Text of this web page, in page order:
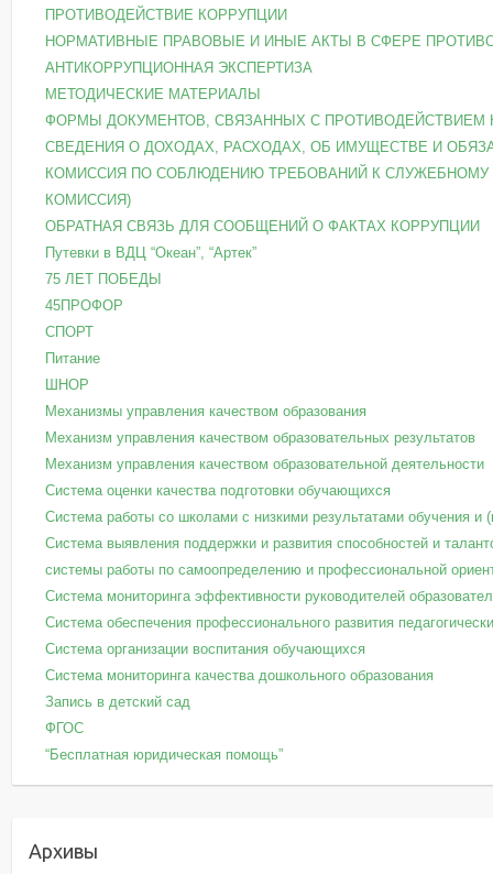
ПРОТИВОДЕЙСТВИЕ КОРРУПЦИИ
НОРМАТИВНЫЕ ПРАВОВЫЕ И ИНЫЕ АКТЫ В СФЕРЕ
АНТИКОРРУПЦИОННАЯ ЭКСПЕРТИЗА
МЕТОДИЧЕСКИЕ МАТЕРИАЛЫ
ФОРМЫ ДОКУМЕНТОВ, СВЯЗАННЫХ С ПРОТИВОДЕЙСТВИЕМ
СВЕДЕНИЯ О ДОХОДАХ, РАСХОДАХ, ОБ ИМУЩЕСТВЕ И
КОМИССИЯ ПО СОБЛЮДЕНИЮ ТРЕБОВАНИЙ К
КОМИССИЯ)
ОБРАТНАЯ СВЯЗЬ ДЛЯ СООБЩЕНИЙ О ФАКТАХ КОРРУПЦИИ
Путевки в ВДЦ “Океан”, “Артек”
75 ЛЕТ ПОБЕДЫ
45ПРОФОР
СПОРТ
Питание
ШНОР
Механизмы управления качеством образования
Механизм управления качеством образовательных результатов
Механизм управления качеством образовательной деятельности
Система оценки качества подготовки обучающихся
Система работы со школами с низкими результатами обучения
Система выявления поддержки и развития способностей и
системы работы по самоопределению и профессиональной
Система мониторинга эффективности руководителей
Система обеспечения профессионального развития
Система организации воспитания обучающихся
Система мониторинга качества дошкольного образования
Запись в детский сад
ФГОС
“Бесплатная юридическая помощь”
Архивы